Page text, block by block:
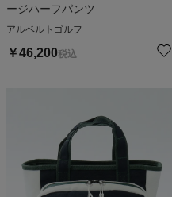
ージハーフパンツ
アルベルトゴルフ
￥46,200税込